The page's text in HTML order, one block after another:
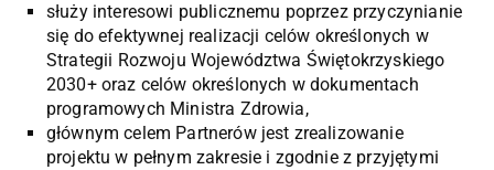
służy interesowi publicznemu poprzez przyczynianie
się do efektywnej realizacji celów określonych w
Strategii Rozwoju Województwa Świętokrzyskiego
2030+ oraz celów określonych w dokumentach
programowych Ministra Zdrowia,
głównym celem Partnerów jest zrealizowanie
projektu w pełnym zakresie i zgodnie z przyjętymi